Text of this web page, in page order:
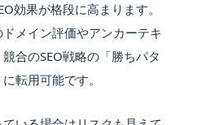
効果が格段に高まります。
メイン評価やアンカーテキ
合のSEO戦略の「勝ちパタ
転用可能です。